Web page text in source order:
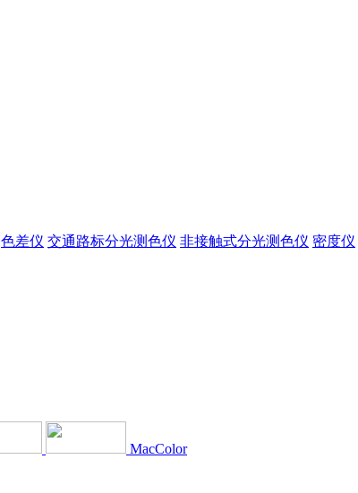
色差仪 交通路标分光测色仪 非接触式分光测色仪 密度仪
MacColor